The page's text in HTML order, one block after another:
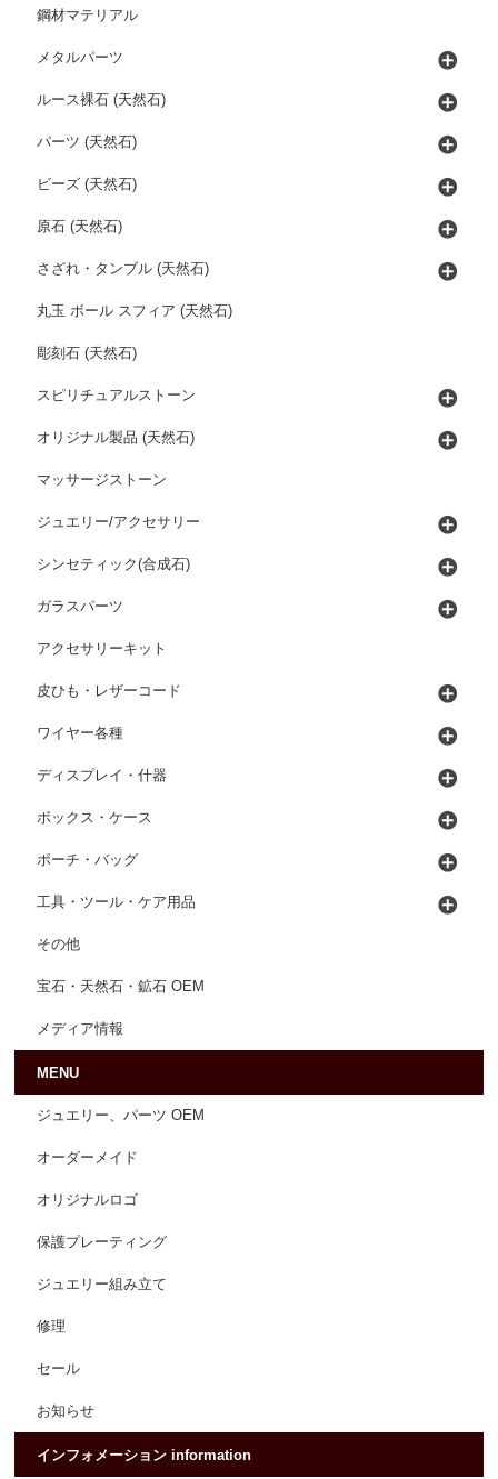
鋼材マテリアル
メタルパーツ
ルース裸石 (天然石)
パーツ (天然石)
ビーズ (天然石)
原石 (天然石)
さざれ・タンブル (天然石)
丸玉 ボール スフィア (天然石)
彫刻石 (天然石)
スピリチュアルストーン
オリジナル製品 (天然石)
マッサージストーン
ジュエリー/アクセサリー
シンセティック(合成石)
ガラスパーツ
アクセサリーキット
皮ひも・レザーコード
ワイヤー各種
ディスプレイ・什器
ボックス・ケース
ポーチ・バッグ
工具・ツール・ケア用品
その他
宝石・天然石・鉱石 OEM
メディア情報
MENU
ジュエリー、パーツ OEM
オーダーメイド
オリジナルロゴ
保護プレーティング
ジュエリー組み立て
修理
セール
お知らせ
インフォメーション information